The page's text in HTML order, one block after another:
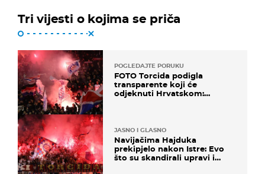
Tri vijesti o kojima se priča
POGLEDAJTE PORUKU
FOTO Torcida podigla
transparente koji će
odjeknuti Hrvatskom:
JASNO I GLASNO
Navijačima Hajduka
prekipjelo nakon Istre: Evo
što su skandirali upravi i